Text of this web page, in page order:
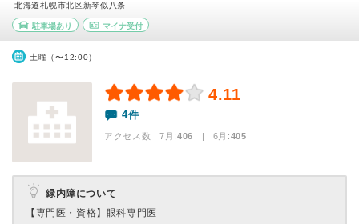
北海道札幌市北区新琴似八条
駐車場あり マイナ受付
土曜（〜12:00）
4.11
4件
アクセス数 7月:406 | 6月:405
緑内障について
【専門医・資格】 眼科専門医